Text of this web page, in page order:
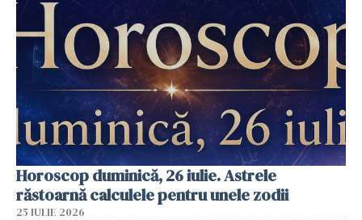
Horoscop duminică, 26 iulie. Astrele
răstoarnă calculele pentru unele zodii
25 IULIE 2026